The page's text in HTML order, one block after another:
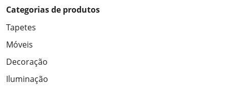
Categorias de produtos
Tapetes
Móveis
Decoração
Iluminação